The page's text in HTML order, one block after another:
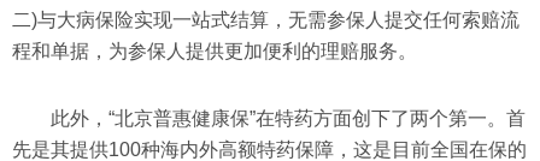
二)与大病保险实现一站式结算，无需参保人提交任何索赔流
程和单据，为参保人提供更加便利的理赔服务。
此外，“北京普惠健康保”在特药方面创下了两个第一。首
先是其提供100种海内外高额特药保障，这是目前全国在保的